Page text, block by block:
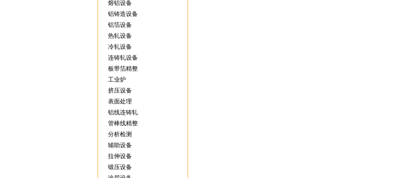
熔铝设备
铝铸造设备
铝箔设备
热轧设备
冷轧设备
连铸轧设备
板带箔精整
工业炉
挤压设备
表面处理
铝线连铸轧
管棒线精整
分析检测
辅助设备
拉伸设备
锻压设备